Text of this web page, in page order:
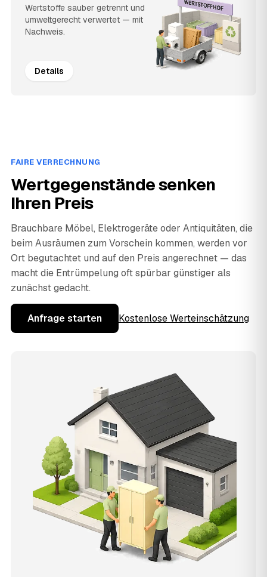
Wertstoffe sauber getrennt und
umweltgerecht verwertet — mit
Nachweis.
Details
FAIRE VERRECHNUNG
Wertgegenstände senken
Ihren Preis
Brauchbare Möbel, Elektrogeräte oder Antiquitäten, die
beim Ausräumen zum Vorschein kommen, werden vor
Ort begutachtet und auf den Preis angerechnet — das
macht die Entrümpelung oft spürbar günstiger als
zunächst gedacht.
Anfrage starten Kostenlose Werteinschätzung